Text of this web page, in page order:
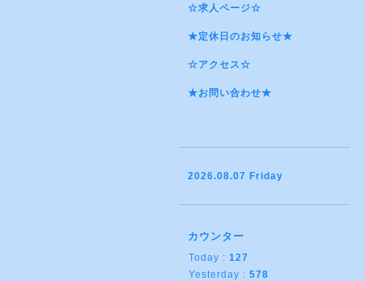
☆求人ページ☆
★定休日のお知らせ★
☆アクセス☆
★お問い合わせ★
2026.08.07 Friday
カウンター
Today : 127
Yesterday : 578